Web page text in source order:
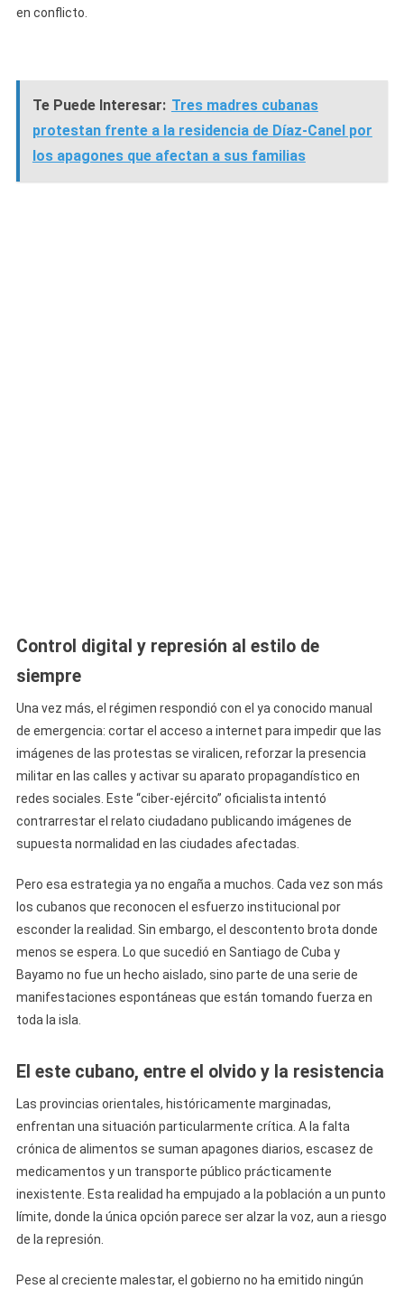
en conflicto.
Te Puede Interesar: Tres madres cubanas
protestan frente a la residencia de Díaz-Canel por
los apagones que afectan a sus familias
Control digital y represión al estilo de
siempre
Una vez más, el régimen respondió con el ya conocido manual
de emergencia: cortar el acceso a internet para impedir que las
imágenes de las protestas se viralicen, reforzar la presencia
militar en las calles y activar su aparato propagandístico en
redes sociales. Este “ciber-ejército” oficialista intentó
contrarrestar el relato ciudadano publicando imágenes de
supuesta normalidad en las ciudades afectadas.
Pero esa estrategia ya no engaña a muchos. Cada vez son más
los cubanos que reconocen el esfuerzo institucional por
esconder la realidad. Sin embargo, el descontento brota donde
menos se espera. Lo que sucedió en Santiago de Cuba y
Bayamo no fue un hecho aislado, sino parte de una serie de
manifestaciones espontáneas que están tomando fuerza en
toda la isla.
El este cubano, entre el olvido y la resistencia
Las provincias orientales, históricamente marginadas,
enfrentan una situación particularmente crítica. A la falta
crónica de alimentos se suman apagones diarios, escasez de
medicamentos y un transporte público prácticamente
inexistente. Esta realidad ha empujado a la población a un punto
límite, donde la única opción parece ser alzar la voz, aun a riesgo
de la represión.
Pese al creciente malestar, el gobierno no ha emitido ningún